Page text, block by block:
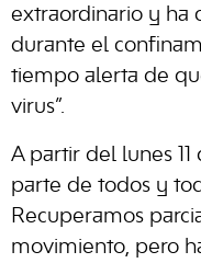
extraordinario y ha
durante el
tiempo alerta de
virus”.
A partir del lunes
parte de todos y
Recuperamos
movimiento, pero